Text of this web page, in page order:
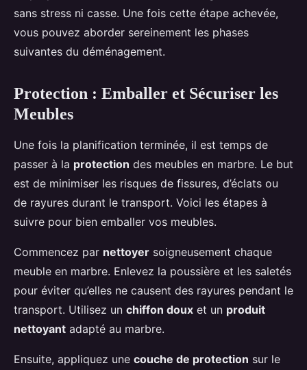
sans stress ni casse. Une fois cette étape achevée,
vous pouvez aborder sereinement les phases
suivantes du déménagement.
Protection : Emballer et Sécuriser les
Meubles
Une fois la planification terminée, il est temps de
passer à la protection des meubles en marbre. Le but
est de minimiser les risques de fissures, d’éclats ou
de rayures durant le transport. Voici les étapes à
suivre pour bien emballer vos meubles.
Commencez par nettoyer soigneusement chaque
meuble en marbre. Enlevez la poussière et les saletés
pour éviter qu’elles ne causent des rayures pendant le
transport. Utilisez un chiffon doux et un produit
nettoyant adapté au marbre.
Ensuite, appliquez une couche de protection sur le